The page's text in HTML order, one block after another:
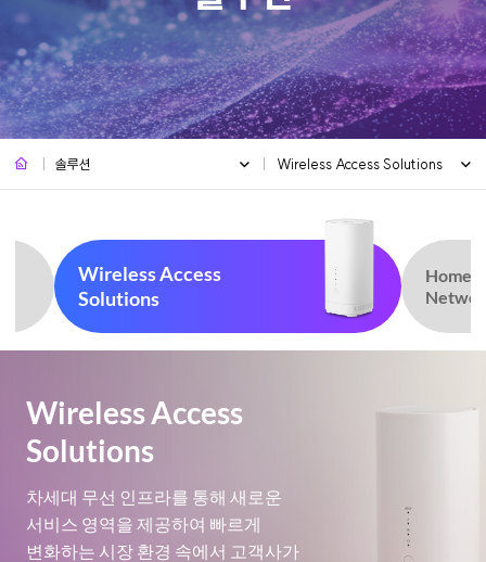
솔루션 Wireless Access Solutions
Wireless Access
Solutions
Home
Wireless Access
Solutions
차세대 무선 인프라를 통해 새로운
서비스 영역을 제공하여 빠르게
변화하는 시장 환경 속에서 고객사가